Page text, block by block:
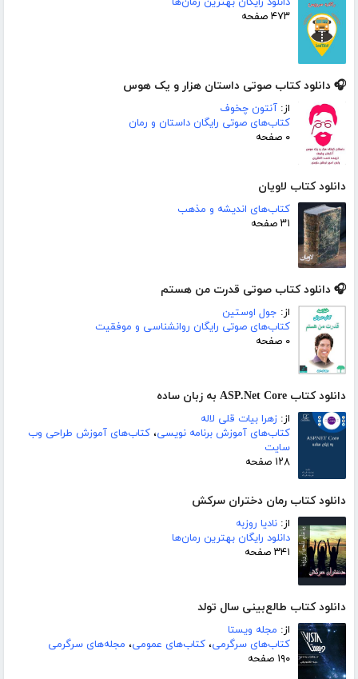
۴۷۳ صفحه
🎧 دانلود کتاب صوتی داستان هزار و یک هوس
از: آنتون چخوف
کتاب‌های صوتی رایگان داستان و رمان
۰ صفحه
دانلود کتاب لاویان
کتاب‌های اندیشه و مذهب
۳۱ صفحه
🎧 دانلود کتاب صوتی قدرت من هستم
از: جول اوستین
کتاب‌های صوتی رایگان روانشناسی و موفقیت
۰ صفحه
دانلود کتاب ASP.Net Core به زبان ساده
از: زهرا بیات قلی لاله
کتاب‌های آموزش برنامه نویسی، کتاب‌های آموزش طراحی وب
سایت
۱۲۸ صفحه
دانلود کتاب رمان دختران سرکش
از: نادیا روزبه
دانلود رایگان بهترین رمان‌ها
۳۴۱ صفحه
دانلود کتاب طالع‌بینی سال تولد
از: مجله ویستا
کتاب‌های سرگرمی، کتاب‌های عمومی، مجله‌های سرگرمی
۱۹۰ صفحه